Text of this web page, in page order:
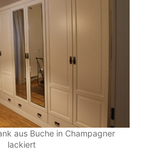
aus Buche in Champagner
lackiert